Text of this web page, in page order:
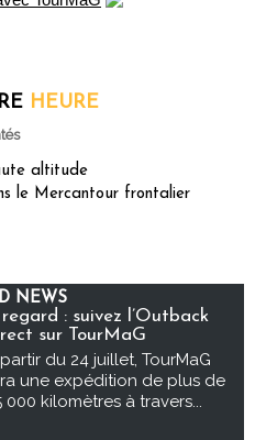
HEURE
altitude
le Mercantour frontalier
NEWS
: suivez l’Outback
sur TourMaG
du 24 juillet, TourMaG
une expédition de plus de
000 kilomètres à travers...